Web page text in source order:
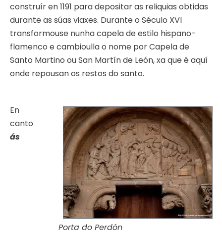
construír en 1191 para depositar as reliquias obtidas
durante as súas viaxes. Durante o Século XVI
transformouse nunha capela de estilo hispano-
flamenco e cambioulla o nome por Capela de
Santo Martino ou San Martín de León, xa que é aquí
onde repousan os restos do santo.
Porta do Perdón
En
canto
ás